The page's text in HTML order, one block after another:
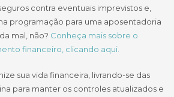
contra eventuais imprevistos e,
programação para uma aposentadoria
mal, não? Conheça mais sobre o
financeiro, clicando aqui.
sua vida financeira, livrando-se das
para manter os controles atualizados e